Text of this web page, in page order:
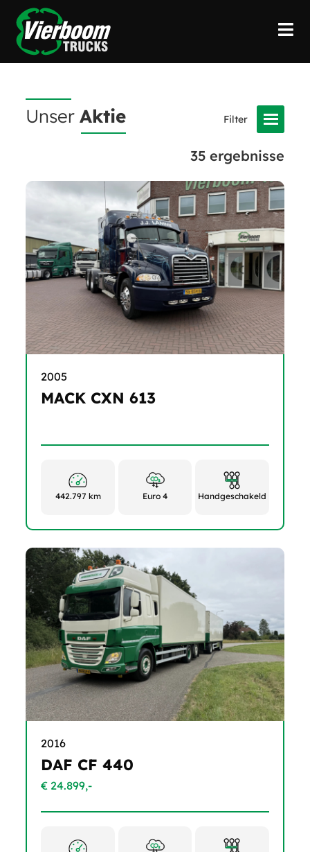
UnserAktie
35 ergebnisse
2005
MACK CXN 613
442.797 km Euro 4 Handgeschakeld
2016
DAF CF 440
€ 24.899,-